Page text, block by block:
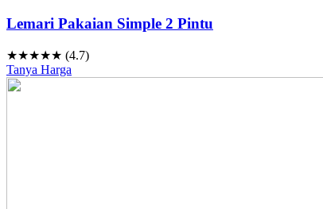
Lemari Pakaian Simple 2 Pintu
★★★★★ (4.7)
Tanya Harga